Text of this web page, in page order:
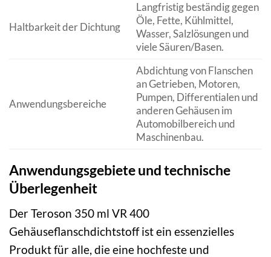
Haltbarkeit der Dichtung
Langfristig beständig gegen
Öle, Fette, Kühlmittel,
Wasser, Salzlösungen und
viele Säuren/Basen.
Anwendungsbereiche
Abdichtung von Flanschen
an Getrieben, Motoren,
Pumpen, Differentialen und
anderen Gehäusen im
Automobilbereich und
Maschinenbau.
Anwendungsgebiete und technische
Überlegenheit
Der Teroson 350 ml VR 400
Gehäuseflanschdichtstoff ist ein essenzielles
Produkt für alle, die eine hochfeste und